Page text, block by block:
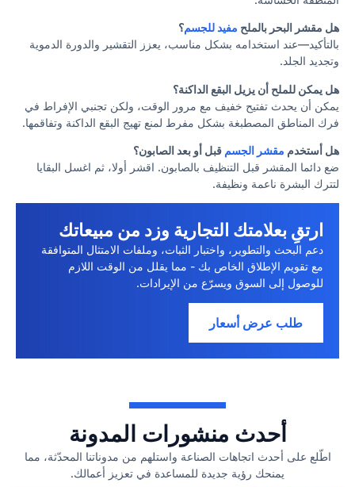
هل مقشر البحر بالملح مفيد للجسم؟
بالتأكيد—عند استخدامه بشكل مناسب، يعزز التقشير والدورة الدموية
وتجديد الجلد.
هل يمكن للملح أن يزيل البقع الداكنة؟
يمكن أن يحدث تفتيح خفيف مع مرور الوقت، ولكن تجنبي الإفراط في
فرك المناطق المصطبغة بشكل مفرط لمنع تهيج البقع الداكنة وتفاقمها.
هل أستخدم مقشر الجسم قبل أو بعد الصابون؟
ضع دائما المقشر قبل التنظيف بالصابون. اقشر أولا، ثم اغسل البقايا
لتترك البشرة ناعمة ونظيفة.
ارتقِ بعلامتك التجارية وزد من مبيعاتك
دعم البحث والتطوير، واختبار الثبات، وملفات الامتثال المتوافقة
مع تقويم الإطلاق الخاص بك - مما يقلل من الوقت اللازم
للوصول إلى السوق ويسرّع من الإيرادات.
طلب عرض أسعار
أحدث منشورات المدونة
اطّلع على أحدث اتجاهات الصناعة واستلهم من مدوناتنا المحدّثة، مما
يمنحك رؤية جديدة للمساعدة في تعزيز أعمالك.